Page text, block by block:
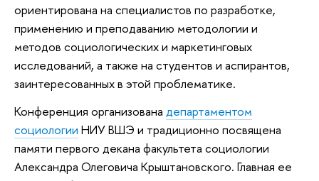
ориентирована на специалистов по разработке,
применению и преподаванию методологии и
методов социологических и маркетинговых
исследований, а также на студентов и аспирантов,
заинтересованных в этой проблематике.
Конференция организована департаментом
социологии НИУ ВШЭ и традиционно посвящена
памяти первого декана факультета социологии
Александра Олеговича Крыштановского. Главная ее